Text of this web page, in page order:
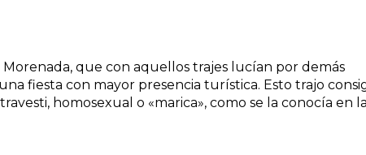
Morenada, que con aquellos trajes lucían por demás
fiesta con mayor presencia turística. Esto trajo
homosexual o «marica», como se la conocía en la